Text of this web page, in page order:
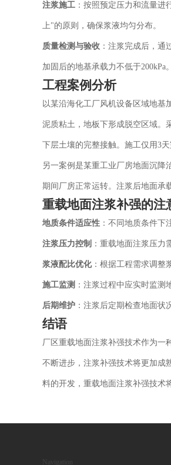
注浆施工 ：按照预定压力和流量
上"的原则，确保浆液均匀分布。
质量检测与验收 ：注浆完成后，
加固后的地基承载力不低于200kPa。
工程案例分析
以某沿海化工厂风机设备区域地基
泥质粘土，地板下形成脱空区域。
下层土壤的完整接触。施工仅用3
另一案例是某重工业厂房地面沉降
期间厂房正常运转。注浆后地面承
重载地面注浆补强的注
地质条件适应性 ：不同地质条件下
注浆压力控制 ：重载地面注浆压力
浆液配比优化：根据工程需求调整
施工监测 ：注浆过程中应实时监测
后期维护 ：注浆后定期检查地面状
结语
厂区重载地面注浆补强技术作为一
不断进步，注浆补强技术将更加成
料的开发，重载地面注浆补强技术